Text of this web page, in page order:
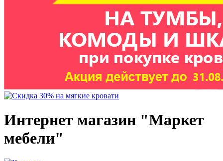
Интернет магазин "Маркет
мебели"